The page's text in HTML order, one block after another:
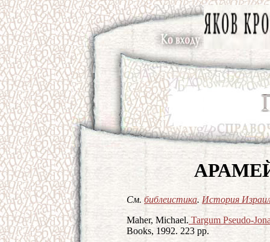
См. библеистика. История
Maher, Michael. Targum Pseudo-
Books, 1992. 223 pp.